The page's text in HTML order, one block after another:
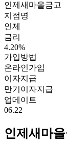
인제새마을금고
지점명
인제
금리
4.20%
가입방법
온라인가입
이자지급
만기이자지급
업데이트
06.22
인제새마